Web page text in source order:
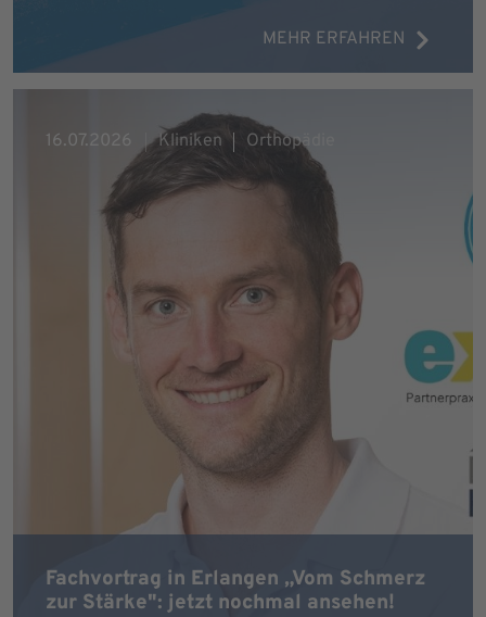
MEHR ERFAHREN
Fachvortrag in Erlangen „Vom Schmerz
zur Stärke": jetzt nochmal ansehen!
16.07.2026 Kliniken Orthopädie